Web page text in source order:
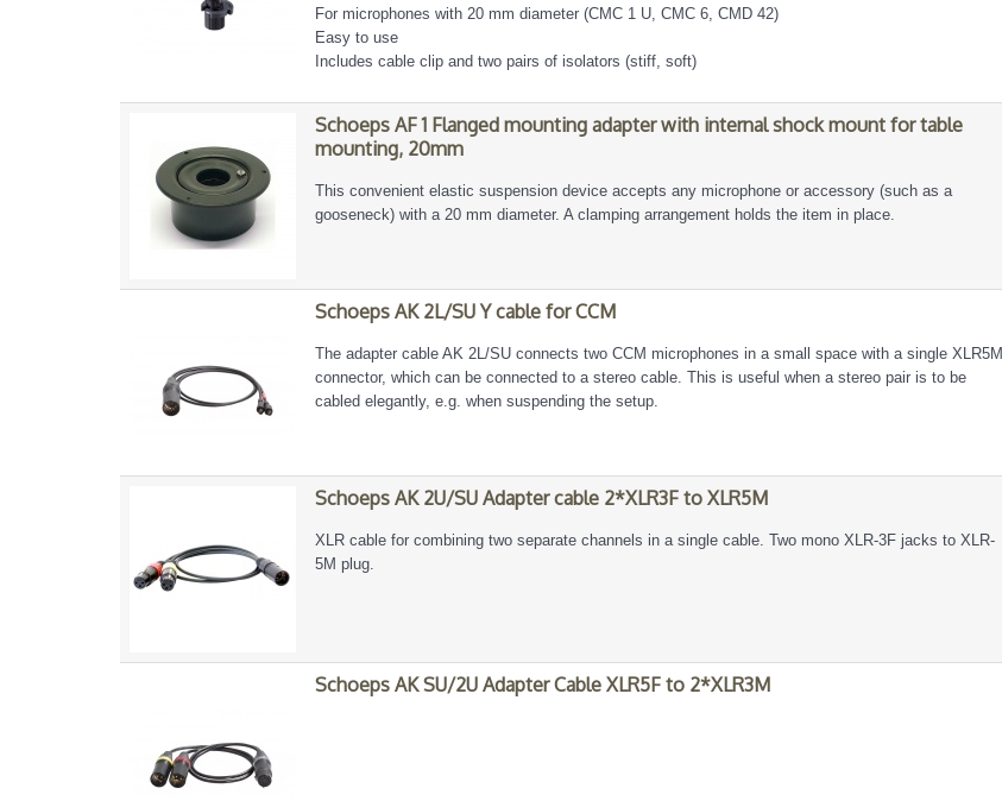
For microphones with 20 mm diameter (CMC 1 U, CMC 6, CMD 42)
Easy to use
Includes cable clip and two pairs of isolators (stiff, soft)
Schoeps AF 1 Flanged mounting adapter with internal shock mount for table
mounting, 20mm
This convenient elastic suspension device accepts any microphone or accessory (such as a
gooseneck) with a 20 mm diameter. A clamping arrangement holds the item in place.
Schoeps AK 2L/SU Y cable for CCM
The adapter cable AK 2L/SU connects two CCM microphones in a small space with a single XLR5M
connector, which can be connected to a stereo cable. This is useful when a stereo pair is to be
cabled elegantly, e.g. when suspending the setup.
Schoeps AK 2U/SU Adapter cable 2*XLR3F to XLR5M
XLR cable for combining two separate channels in a single cable. Two mono XLR-3F jacks to XLR-
5M plug.
Schoeps AK SU/2U Adapter Cable XLR5F to 2*XLR3M